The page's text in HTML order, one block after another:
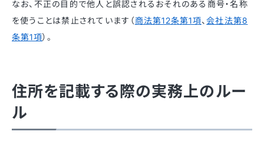
なお、不正の目的で他人と誤認されるおそれのある商号・名称
を使うことは禁止されています （商法第12条第1項、会社法第8
条第1項）。
住所を記載する際の実務上のルー
ル